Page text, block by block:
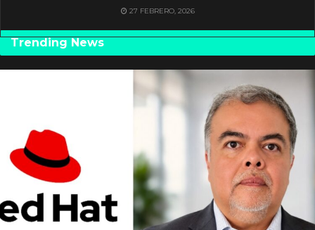
27 FEBRERO, 2026
Trending News